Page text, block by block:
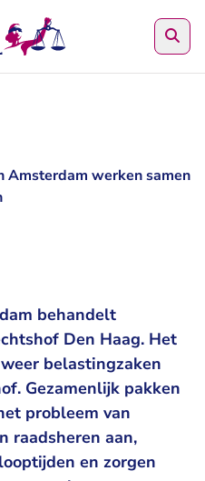
Amsterdam werken samen
behandelt
Den Haag. Het
belastingzaken
Gezamenlijk pakken
probleem van
raadsheren aan,
en zorgen